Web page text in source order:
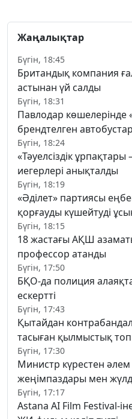
Жаңалықтар
Бүгін, 18:45
Британдық компания
астынан үй салды
Бүгін, 18:31
Павлодар көшелерінде
брендтелген
Бүгін, 18:24
«Тәуелсіздік
иегерлері анықталды
Бүгін, 18:19
«Әділет» партиясы
қорғауды күшейтуді
Бүгін, 18:15
18 жастағы АҚШ
профессор атанды
Бүгін, 17:50
БҚО-да полиция
ескертті
Бүгін, 17:43
Қытайдан
тасыған қылмыстық
Бүгін, 17:30
Министр күрестен
жеңімпаздары мен
Бүгін, 17:17
Astana AI Film Festival-